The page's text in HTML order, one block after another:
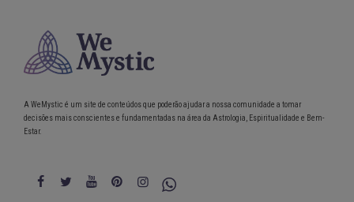
A WeMystic é um site de conteúdos que poderão ajudar a nossa comunidade a tomar
decisões mais conscientes e fundamentadas na área da Astrologia, Espiritualidade e Bem-
Estar.